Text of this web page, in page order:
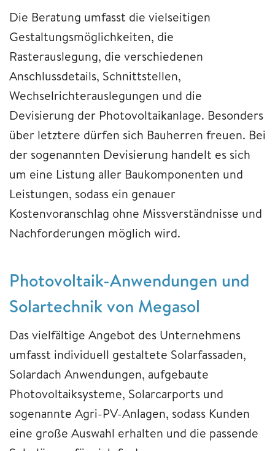
Die Beratung umfasst die vielseitigen
Gestaltungsmöglichkeiten, die
Rasterauslegung, die verschiedenen
Anschlussdetails, Schnittstellen,
Wechselrichterauslegungen und die
Devisierung der Photovoltaikanlage. Besonders
über letztere dürfen sich Bauherren freuen. Bei
der sogenannten Devisierung handelt es sich
um eine Listung aller Baukomponenten und
Leistungen, sodass ein genauer
Kostenvoranschlag ohne Missverständnisse und
Nachforderungen möglich wird.
Photovoltaik-Anwendungen und
Solartechnik von Megasol
Das vielfältige Angebot des Unternehmens
umfasst individuell gestaltete Solarfassaden,
Solardach Anwendungen, aufgebaute
Photovoltaiksysteme, Solarcarports und
sogenannte Agri-PV-Anlagen, sodass Kunden
eine große Auswahl erhalten und die passende